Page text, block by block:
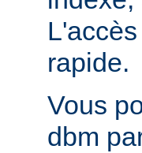
rapide.
Vous
dbm